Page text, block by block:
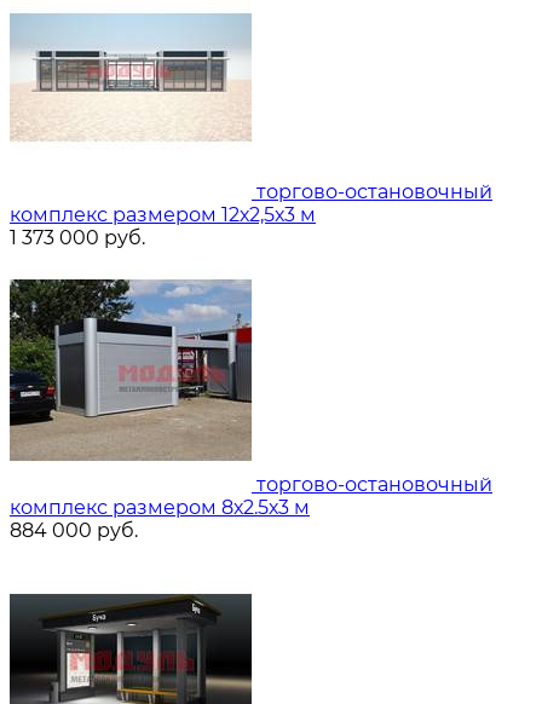
торгово-остановочный
комплекс размером 12х2,5х3 м
1 373 000 руб.
торгово-остановочный
комплекс размером 8х2.5х3 м
884 000 руб.